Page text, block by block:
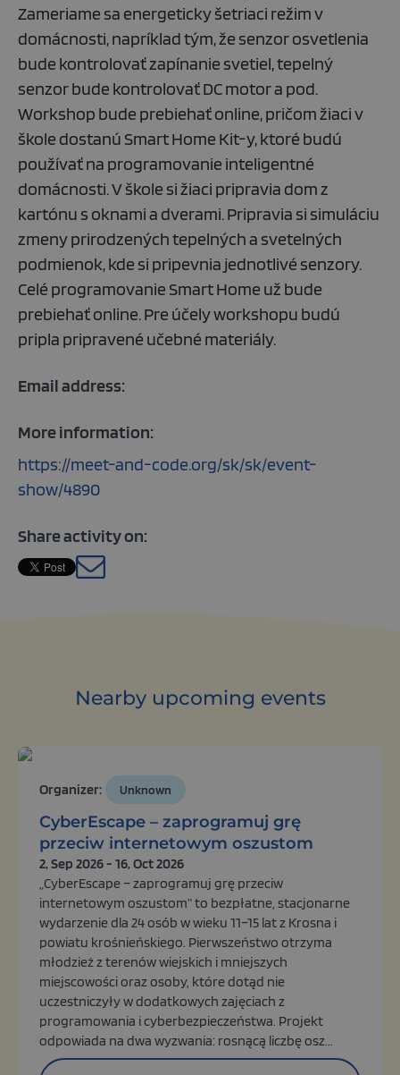
Zameriame sa energeticky šetriaci režim v
domácnosti, napríklad tým, že senzor osvetlenia
bude kontrolovať zapínanie svetiel, tepelný
senzor bude kontrolovať DC motor a pod.
Workshop bude prebiehať online, pričom žiaci v
škole dostanú Smart Home Kit-y, ktoré budú
používať na programovanie inteligentné
domácnosti. V škole si žiaci pripravia dom z
kartónu s oknami a dverami. Pripravia si simuláciu
zmeny prirodzených tepelných a svetelných
podmienok, kde si pripevnia jednotlivé senzory.
Celé programovanie Smart Home už bude
prebiehať online. Pre účely workshopu budú
pripla pripravené učebné materiály.
Email address:
More information:
https://meet-and-code.org/sk/sk/event-
show/4890
Share activity on:
Nearby upcoming events
Organizer: Unknown
CyberEscape – zaprogramuj grę
przeciw internetowym oszustom
2, Sep 2026 - 16, Oct 2026
„CyberEscape – zaprogramuj grę przeciw
internetowym oszustom” to bezpłatne, stacjonarne
wydarzenie dla 24 osób w wieku 11–15 lat z Krosna i
powiatu krośnieńskiego. Pierwszeństwo otrzyma
młodzież z terenów wiejskich i mniejszych
miejscowości oraz osoby, które dotąd nie
uczestniczyły w dodatkowych zajęciach z
programowania i cyberbezpieczeństwa. Projekt
odpowiada na dwa wyzwania: rosnącą liczbę osz...